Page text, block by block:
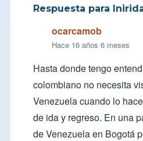
Respuesta para
ocarcamob
Hace 16 años 6 meses
Hasta donde tengo
colombiano no necesita
Venezuela cuando lo
de ida y regreso. En una
de Venezuelaen Bogotá